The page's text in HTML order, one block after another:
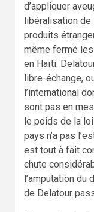
d’appliquer
libéralisation de
produits
même fermé
en Haïti.
libre-échange,
l’international
sont pas en
le poids de la
pays n’a pas
est tout à fait
chute
l’amputation du
de Delatour